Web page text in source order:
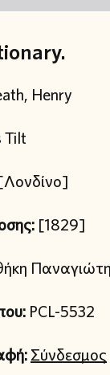
Henry
Tilt
[1829]
PCL-5532
Σύνδεσμος